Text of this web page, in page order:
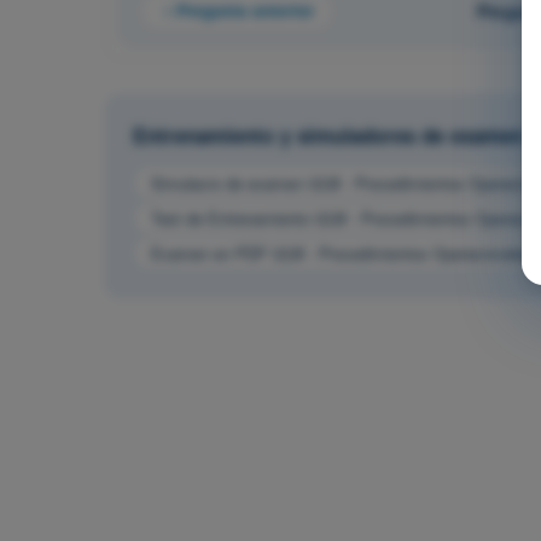
Pregunta anterior
Entrenamiento y simuladores de examen